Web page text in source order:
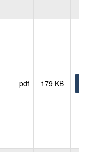
pdf 179 KB